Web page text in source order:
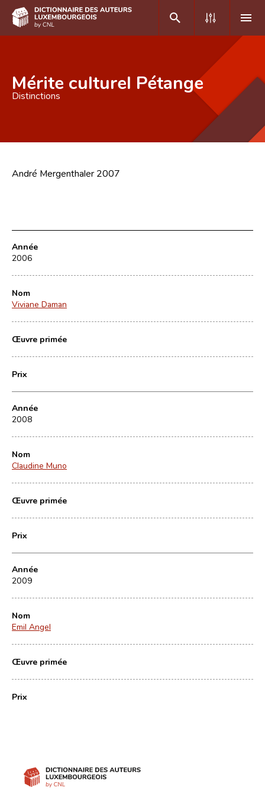
Foire aux questions
Équipe scientifique
Contact
Mérite culturel Pétange
Distinctions
André Mergenthaler 2007
Année
2006
Nom
Viviane Daman
Œuvre primée
Prix
Année
2008
Nom
Claudine Muno
Œuvre primée
Prix
Année
2009
Nom
Emil Angel
Œuvre primée
Prix